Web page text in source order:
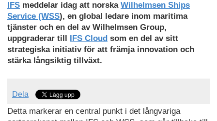
IFS meddelar idag att norska Wilhelmsen Ships
Service (WSS), en global ledare inom maritima
tjänster och en del av Wilhelmsen Group,
uppgraderar till IFS Cloud som en del av sitt
strategiska initiativ för att främja innovation och
stärka långsiktig tillväxt.
Dela
Detta markerar en central punkt i det långvariga